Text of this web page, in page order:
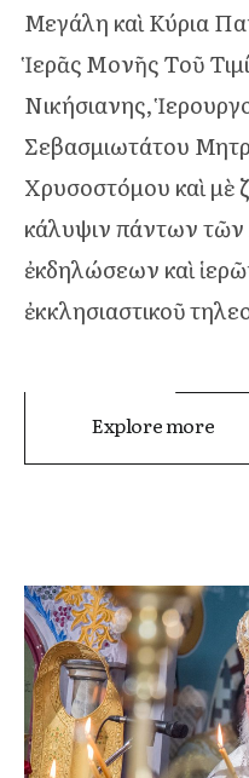
Μεγάλη καὶ Κύρια
Ἱερᾶς Μονῆς Τοῦ
Νικήσιανης,
Σεβασμιωτάτου
Χρυσοστόμου καὶ μὲ
κάλυψιν πάντων τῶν
ἐκδηλώσεων καὶ
ἐκκλησιαστικοῦ
Explore more